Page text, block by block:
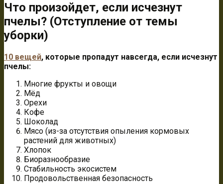
Что произойдет, если исчезнут
пчелы? (Отступление от темы
уборки)
10 вещей, которые пропадут навсегда, если исчезнут
пчелы:
Многие фрукты и овощи
Мёд
Орехи
Кофе
Шоколад
Мясо (из-за отсутствия опыления кормовых
растений для животных)
Хлопок
Биоразнообразие
Стабильность экосистем
Продовольственная безопасность